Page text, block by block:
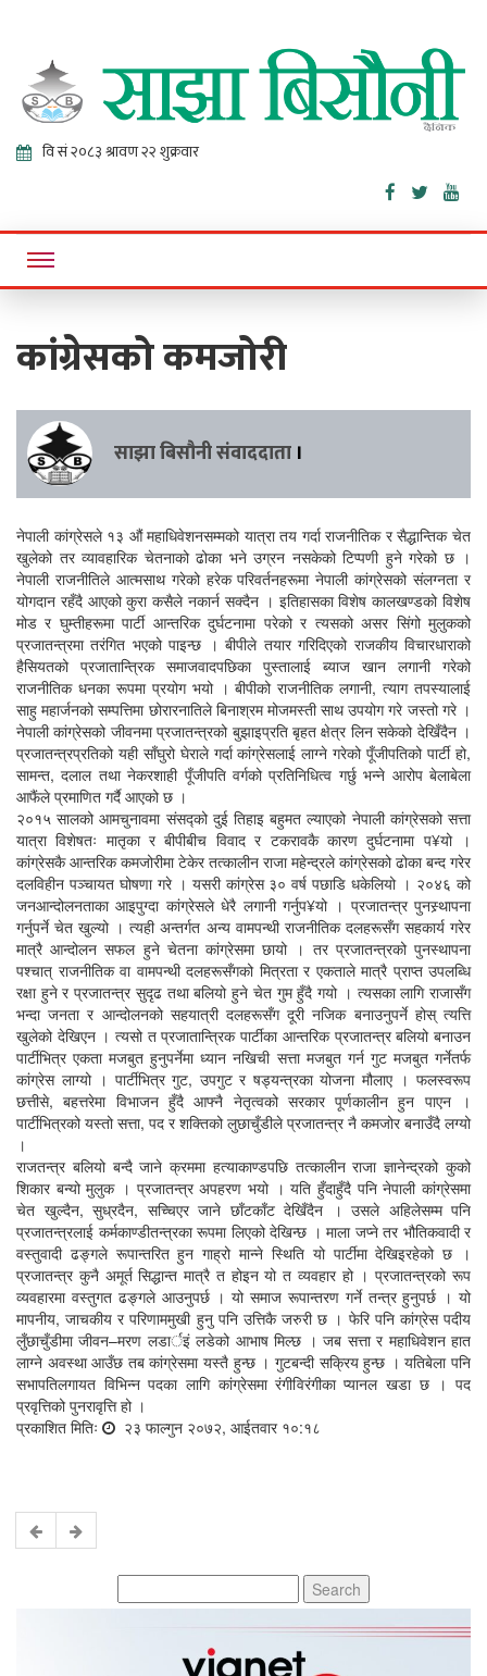
Sajha
Bisaunee
Online News Portal
कांग्रेसको कमजोरी
साझा बिसौनी संवाददाता ।
नेपाली कांग्रेसले १३ औं महाधिवेशनसम्मको यात्रा तय गर्दा राजनीतिक र सैद्धान्तिक चेत
खुलेको तर व्यावहारिक चेतनाको ढोका भने उग्रन नसकेको टिप्पणी हुने गरेको छ ।
नेपाली राजनीतिले आत्मसाथ गरेको हरेक परिवर्तनहरूमा नेपाली कांग्रेसको संलग्नता र
योगदान रहँदै आएको कुरा कसैले नकार्न सक्दैन । इतिहासका विशेष कालखण्डको विशेष
मोड र घुम्तीहरूमा पार्टी आन्तरिक दुर्घटनामा परेको र त्यसको असर सिंगो मुलुकको
प्रजातन्त्रमा तरंगित भएको पाइन्छ । बीपीले तयार गरिदिएको राजकीय विचारधाराको
हैसियतको प्रजातान्त्रिक समाजवादपछिका पुस्तालाई ब्याज खान लगानी गरेको
राजनीतिक धनका रूपमा प्रयोग भयो । बीपीको राजनीतिक लगानी, त्याग तपस्यालाई
साहु महार्जनको सम्पत्तिमा छोरारनातिले बिनाश्रम मोजमस्ती साथ उपयोग गरे जस्तो गरे ।
नेपाली कांग्रेसको जीवनमा प्रजातन्त्रको बुझाइप्रति बृहत क्षेत्र लिन सकेको देखिँदैन ।
प्रजातन्त्रप्रतिको यही साँघुरो घेराले गर्दा कांग्रेसलाई लाग्ने गरेको पूँजीपतिको पार्टी हो,
सामन्त, दलाल तथा नेकरशाही पूँजीपति वर्गको प्रतिनिधित्व गर्छु भन्ने आरोप बेलाबेला
आफैंले प्रमाणित गर्दै आएको छ ।
२०१५ सालको आमचुनावमा संसद्को दुई तिहाइ बहुमत ल्याएको नेपाली कांग्रेसको सत्ता
यात्रा विशेषतः मातृका र बीपीबीच विवाद र टकरावकै कारण दुर्घटनामा प¥यो ।
कांग्रेसकै आन्तरिक कमजोरीमा टेकेर तत्कालीन राजा महेन्द्रले कांग्रेसको ढोका बन्द गरेर
दलविहीन पञ्चायत घोषणा गरे । यसरी कांग्रेस ३० वर्ष पछाडि धकेलियो । २०४६ को
जनआन्दोलनताका आइपुग्दा कांग्रेसले धेरै लगानी गर्नुप¥यो । प्रजातन्त्र पुनस्र्थापना
गर्नुपर्ने चेत खुल्यो । त्यही अन्तर्गत अन्य वामपन्थी राजनीतिक दलहरूसँग सहकार्य गरेर
मात्रै आन्दोलन सफल हुने चेतना कांग्रेसमा छायो । तर प्रजातन्त्रको पुनस्थापना
पश्चात् राजनीतिक वा वामपन्थी दलहरूसँगको मित्रता र एकताले मात्रै प्राप्त उपलब्धि
रक्षा हुने र प्रजातन्त्र सुदृढ तथा बलियो हुने चेत गुम हुँदै गयो । त्यसका लागि राजासँग
भन्दा जनता र आन्दोलनको सहयात्री दलहरूसँग दूरी नजिक बनाउनुपर्ने होस् त्यत्ति
खुलेको देखिएन । त्यसो त प्रजातान्त्रिक पार्टीका आन्तरिक प्रजातन्त्र बलियो बनाउन
पार्टीभित्र एकता मजबुत हुनुपर्नेमा ध्यान नखिची सत्ता मजबुत गर्न गुट मजबुत गर्नेतर्फ
कांग्रेस लाग्यो । पार्टीभित्र गुट, उपगुट र षड्यन्त्रका योजना मौलाए । फलस्वरूप
छत्तीसे, बहत्तरेमा विभाजन हुँदै आफ्नै नेतृत्वको सरकार पूर्णकालीन हुन पाएन ।
पार्टीभित्रको यस्तो सत्ता, पद र शक्तिको लुछाचुँडीले प्रजातन्त्र नै कमजोर बनाउँदै लग्यो
।
राजतन्त्र बलियो बन्दै जाने क्रममा हत्याकाण्डपछि तत्कालीन राजा ज्ञानेन्द्रको कुको
शिकार बन्यो मुलुक । प्रजातन्त्र अपहरण भयो । यति हुँदाहुँदै पनि नेपाली कांग्रेसमा
चेत खुल्दैन, सुध्रदैन, सच्चिएर जाने छाँटकाँट देखिँदैन । उसले अहिलेसम्म पनि
प्रजातन्त्रलाई कर्मकाण्डीतन्त्रका रूपमा लिएको देखिन्छ । माला जप्ने तर भौतिकवादी र
वस्तुवादी ढङ्गले रूपान्तरित हुन गाह्रो मान्ने स्थिति यो पार्टीमा देखिइरहेको छ ।
प्रजातन्त्र कुनै अमूर्त सिद्धान्त मात्रै त होइन यो त व्यवहार हो । प्रजातन्त्रको रूप
व्यवहारमा वस्तुगत ढङ्गले आउनुपर्छ । यो समाज रूपान्तरण गर्ने तन्त्र हुनुपर्छ । यो
मापनीय, जाचकीय र परिणाममुखी हुनु पनि उत्तिकै जरुरी छ । फेरि पनि कांग्रेस पदीय
लुँछाचुँडीमा जीवन–मरण लडार्इं लडेको आभाष मिल्छ । जब सत्ता र महाधिवेशन हात
लाग्ने अवस्था आउँछ तब कांग्रेसमा यस्तै हुन्छ । गुटबन्दी सक्रिय हुन्छ । यतिबेला पनि
सभापतिलगायत विभिन्न पदका लागि कांग्रेसमा रंगीविरंगीका प्यानल खडा छ । पद
प्रवृत्तिको पुनरावृत्ति हो ।
प्रकाशित मितिः
२३ फाल्गुन २०७२, आईतवार १०:१८
for: